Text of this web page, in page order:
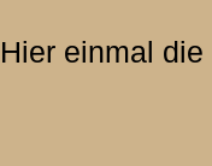
Hier einmal